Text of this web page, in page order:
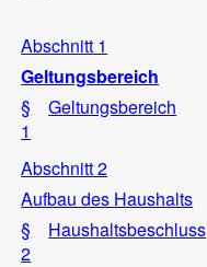
Abschnitt 1
Geltungsbereich
§
1
Geltungsbereich
Abschnitt 2
Aufbau des Haushalts
§
2
Haushaltsbeschluss